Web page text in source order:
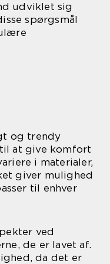
udviklet sig
spørgsmål
og trendy
at give komfort
i materialer,
giver mulighed
til enhver
ved
de er lavet af.
da det er